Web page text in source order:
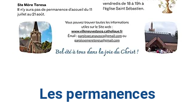
Les permanences